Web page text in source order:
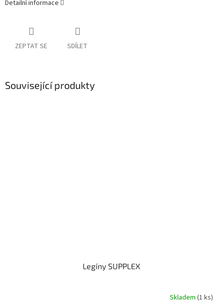
Detailní informace
ZEPTAT SE SDÍLET
Související produkty
Legíny SUPPLEX
Skladem (1 ks)